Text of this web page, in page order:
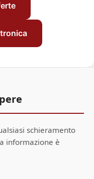
schieramento
informazione è